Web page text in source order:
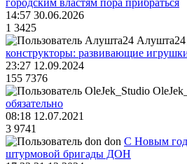
городским властям пора прибраться
14:57 30.06.2026
1 3425
Алушта24
конструкторы: развивающие
23:27 12.09.2024
155 7376
обязательно
08:18 12.07.2021
3 9741
don С Новым
штурмовой бригады ДОН